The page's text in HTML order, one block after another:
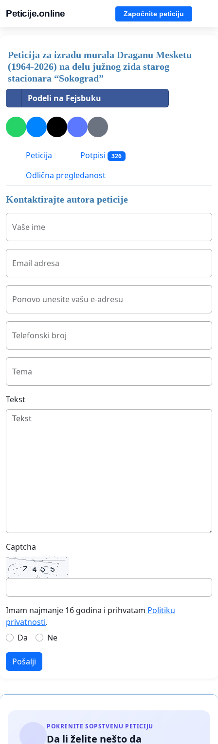
Peticije.online Započnite peticiju
Peticija za izradu murala Draganu Mesketu
(1964-2026) na delu južnog zida starog
stacionara “Sokograd”
Podeli na Fejsbuku
Peticija Potpisi 326
Odlična pregledanost
Kontaktirajte autora peticije
Vaše ime
Email adresa
Ponovo unesite vašu e-adresu
Telefonski broj
Tema
Tekst
Captcha
Imam najmanje 16 godina i prihvatam Politiku
privatnosti.
Da
Ne
Pošalji
POKRENITE SOPSTVENU PETICIJU
Da li želite nešto da